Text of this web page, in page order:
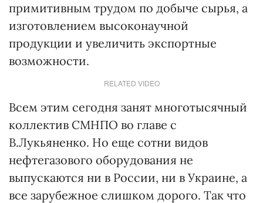
примитивным трудом по добыче сырья, а
изготовлением высоконаучной
продукции и увеличить экспортные
возможности.
RELATED VIDEO
Всем этим сегодня занят многотысячный
коллектив СМНПО во главе с
В.Лукьяненко. Но еще сотни видов
нефтегазового оборудования не
выпускаются ни в России, ни в Украине, а
все зарубежное слишком дорого. Так что